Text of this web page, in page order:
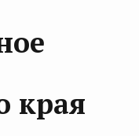
края